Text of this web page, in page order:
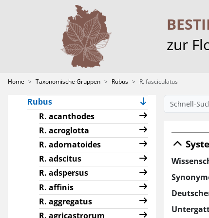
zur
Home Taxonomische Gruppen Rubus R. fasciculatus
Hieracium
Ranunculus sect.
Rubus
R. acanthodes
R. acroglotta
R. adornatoides
R. adscitus
R. adspersus
R. affinis
R. aggregatus
R. agricastrorum